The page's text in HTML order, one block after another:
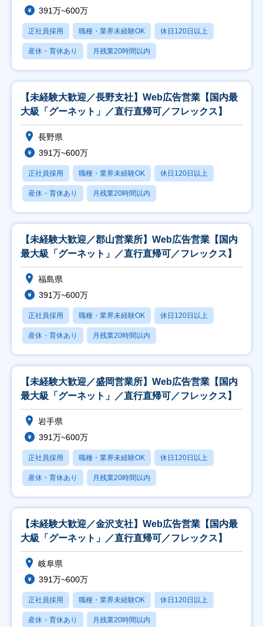
391万~600万
正社員採用 職種・業界未経験OK 休日120日以上
産休・育休あり 月残業20時間以内
【未経験大歓迎／長野支社】Web広告営業【国内最
大級「グーネット」／直行直帰可／フレックス】
長野県
391万~600万
正社員採用 職種・業界未経験OK 休日120日以上
産休・育休あり 月残業20時間以内
【未経験大歓迎／郡山営業所】Web広告営業【国内
最大級「グーネット」／直行直帰可／フレックス】
福島県
391万~600万
正社員採用 職種・業界未経験OK 休日120日以上
産休・育休あり 月残業20時間以内
【未経験大歓迎／盛岡営業所】Web広告営業【国内
最大級「グーネット」／直行直帰可／フレックス】
岩手県
391万~600万
正社員採用 職種・業界未経験OK 休日120日以上
産休・育休あり 月残業20時間以内
【未経験大歓迎／金沢支社】Web広告営業【国内最
大級「グーネット」／直行直帰可／フレックス】
岐阜県
391万~600万
正社員採用 職種・業界未経験OK 休日120日以上
産休・育休あり 月残業20時間以内